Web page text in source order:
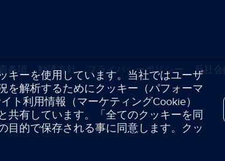
条項 勧誘方針 プライバシーポリシー 反社会
キーを使用しています。当社ではユーザ
を解析するためにクッキー（パフォーマ
ト利用情報（マーケティングCookie）
共有しています。「全てのクッキーを同
目的で保存される事に同意します。クッ